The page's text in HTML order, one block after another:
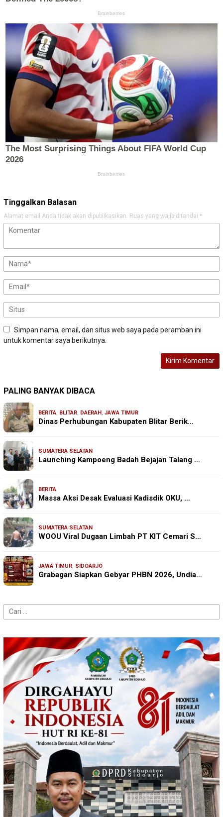
Tinggalkan Balasan
Alamat email Anda tidak akan dipublikasikan. Ruas yang wajib ditandai *
Simpan nama, email, dan situs web saya pada peramban ini
untuk komentar saya berikutnya.
PALING BANYAK DIBACA
BERITA BLITAR DAERAH JAWA TIMUR
Dinas Perhubungan Kabupaten Blitar Berik…
SUMATERA SELATAN
Launching Kampoeng Badah Bejajan Talang …
BERITA
Massa Aksi Desak Evaluasi Kadisdik OKU, …
SUMATERA SELATAN
WOOU Viral Dugaan Limbah PT KIT Cemari S…
JAWA TIMUR SIDOARJO
Grabagan Siapkan Gebyar PHBN 2026, Undia…
Cari
untuk: